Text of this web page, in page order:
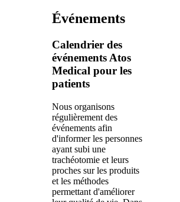
Événements
Calendrier des
événements Atos
Medical pour les
patients
Nous organisons
régulièrement des
événements afin
d'informer les personnes
ayant subi une
trachéotomie et leurs
proches sur les produits
et les méthodes
permettant d'améliorer